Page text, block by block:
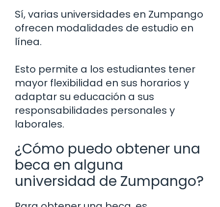
Sí, varias universidades en Zumpango
ofrecen modalidades de estudio en
línea.
Esto permite a los estudiantes tener
mayor flexibilidad en sus horarios y
adaptar su educación a sus
responsabilidades personales y
laborales.
¿Cómo puedo obtener una
beca en alguna
universidad de Zumpango?